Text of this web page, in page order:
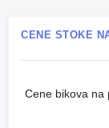
CENE STOKE
Cene bikova na